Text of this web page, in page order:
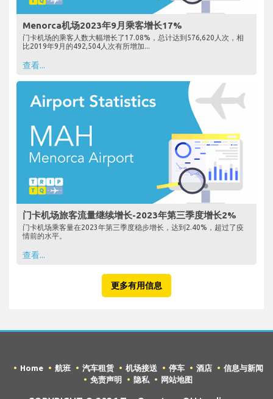
Menorca机场2023年9月乘客增长17%
门卡机场的乘客人数大幅增长了17.08%，总计达到576,620人次，相
比2019年9月的492,504人次有所增加...
查看...
门卡机场旅客流量继续增长-2023年第三季度增长2%
门卡机场乘客量在2023年第三季度稳步增长，达到2.40%，超过了疫
情前的水平。
查看...
更多有用信息
Home 航班 汽车租赁 机场接送 停车 酒店
信息与新闻
免责声明
隐私 网站地图